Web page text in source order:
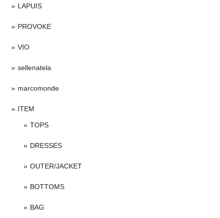
LAPUIS
PROVOKE
VIO
sellenatela
marcomonde
ITEM
TOPS
DRESSES
OUTER/JACKET
BOTTOMS
BAG